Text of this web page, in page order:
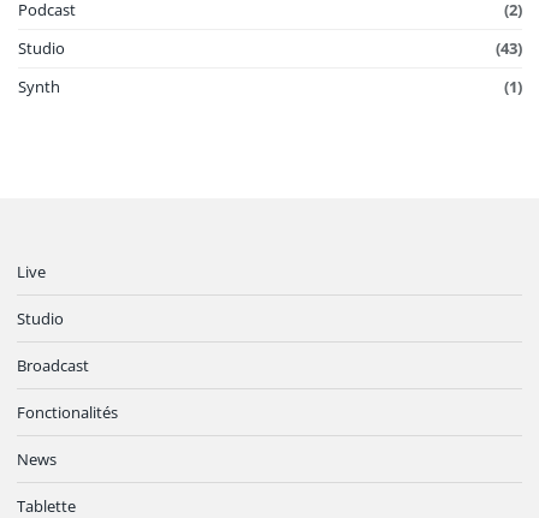
Podcast
(2)
Studio
(43)
Synth
(1)
Live
Studio
Broadcast
Fonctionalités
News
Tablette